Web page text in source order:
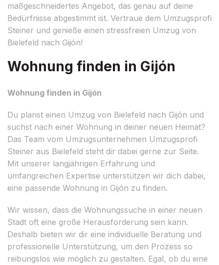
maßgeschneidertes Angebot, das genau auf deine
Bedürfnisse abgestimmt ist. Vertraue dem Umzugsprofi
Steiner und genieße einen stressfreien Umzug von
Bielefeld nach Gijón!
Wohnung finden in Gijón
Wohnung finden in Gijón
Du planst einen Umzug von Bielefeld nach Gijón und
suchst nach einer Wohnung in deiner neuen Heimat?
Das Team vom Umzugsunternehmen Umzugsprofi
Steiner aus Bielefeld steht dir dabei gerne zur Seite.
Mit unserer langjährigen Erfahrung und
umfangreichen Expertise unterstützen wir dich dabei,
eine passende Wohnung in Gijón zu finden.
Wir wissen, dass die Wohnungssuche in einer neuen
Stadt oft eine große Herausforderung sein kann.
Deshalb bieten wir dir eine individuelle Beratung und
professionelle Unterstützung, um den Prozess so
reibungslos wie möglich zu gestalten. Egal, ob du eine